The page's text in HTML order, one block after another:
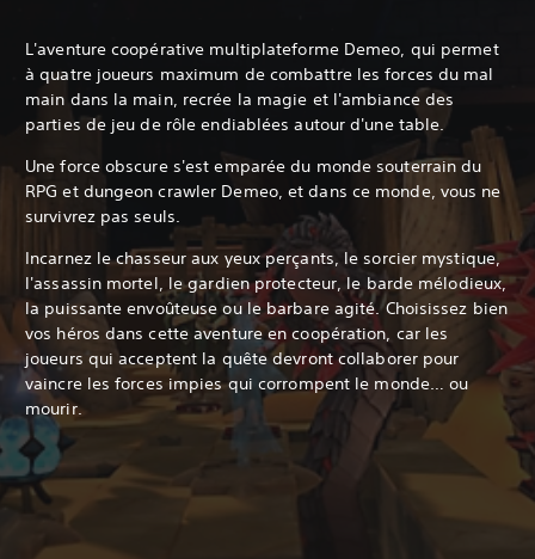
L'aventure coopérative multiplateforme Demeo, qui permet
à quatre joueurs maximum de combattre les forces du mal
main dans la main, recrée la magie et l'ambiance des
parties de jeu de rôle endiablées autour d'une table.
Une force obscure s'est emparée du monde souterrain du
RPG et dungeon crawler Demeo, et dans ce monde, vous ne
survivrez pas seuls.
Incarnez le chasseur aux yeux perçants, le sorcier mystique,
l'assassin mortel, le gardien protecteur, le barde mélodieux,
la puissante envoûteuse ou le barbare agité. Choisissez bien
vos héros dans cette aventure en coopération, car les
joueurs qui acceptent la quête devront collaborer pour
vaincre les forces impies qui corrompent le monde… ou
mourir.